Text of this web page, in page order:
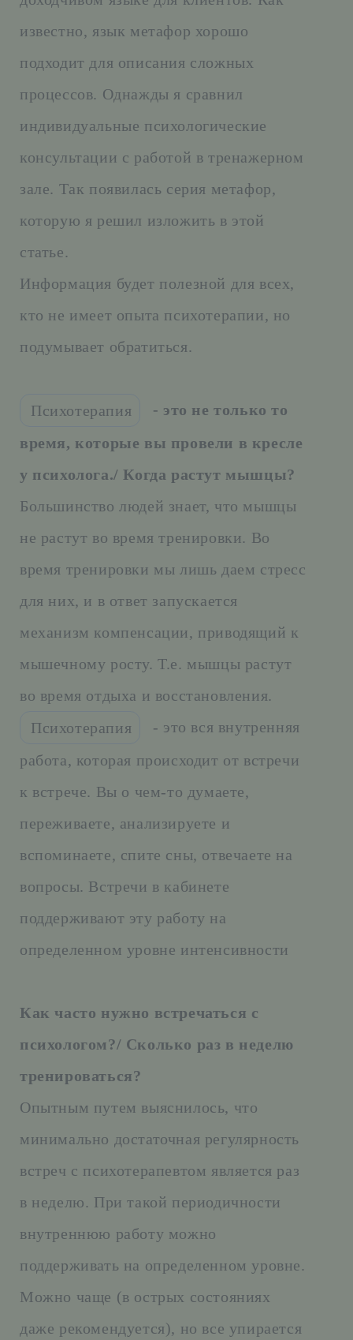
известно, язык метафор хорошо
подходит для описания сложных
процессов. Однажды я сравнил
индивидуальные психологические
консультации с работой в тренажерном
зале. Так появилась серия метафор,
которую я решил изложить в этой
статье.
Информация будет полезной для всех,
кто не имеет опыта психотерапии, но
подумывает обратиться.
Психотерапия
- это не только то
время, которые вы провели в кресле
у психолога./ Когда растут мышцы?
Большинство людей знает, что мышцы
не растут во время тренировки. Во
время тренировки мы лишь даем стресс
для них, и в ответ запускается
механизм компенсации, приводящий к
мышечному росту. Т.е. мышцы растут
во время отдыха и восстановления.
Психотерапия
- это вся внутренняя
работа, которая происходит от встречи
к встрече. Вы о чем-то думаете,
переживаете, анализируете и
вспоминаете, спите сны, отвечаете на
вопросы. Встречи в кабинете
поддерживают эту работу на
определенном уровне интенсивности
Как часто нужно встречаться с
психологом?/ Сколько раз в неделю
тренироваться?
Опытным путем выяснилось, что
минимально достаточная регулярность
встреч с психотерапевтом является раз
в неделю. При такой периодичности
внутреннюю работу можно
поддерживать на определенном уровне.
Можно чаще (в острых состояниях
даже рекомендуется), но все упирается